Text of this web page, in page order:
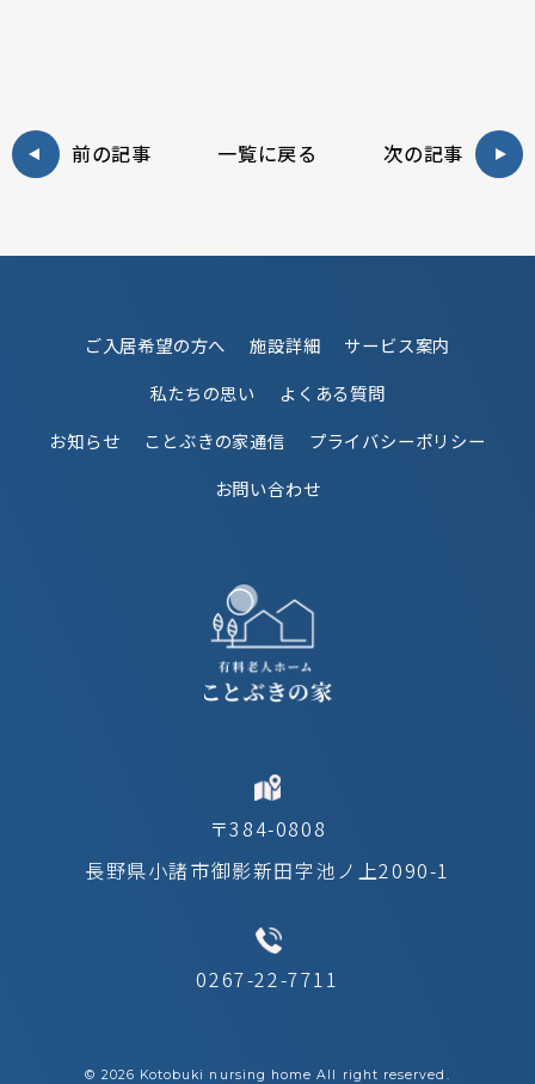
前の記事 一覧に戻る 次の記事
〒384-0808
長野県小諸市御影新田字池ノ上2090-1
0267-22-7711
©︎ 2026 Kotobuki nursing home All right reserved.
ご入居希望の方へ 施設詳細
サービス案内
私たちの思い
よくある質問
お知らせ
ことぶきの家通信
プライバシーポリシー
お問い合わせ